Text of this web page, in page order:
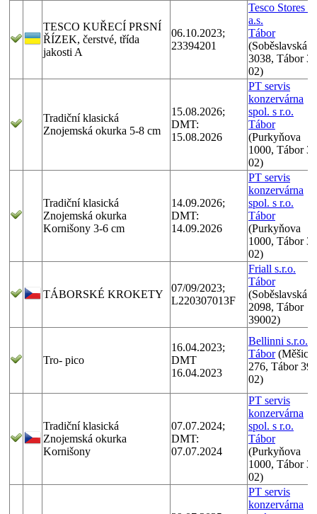
TESCO KUŘECÍ PRSNÍ
ŘÍZEK, čerstvé, třída
jakosti A
06.10.2023;
23394201
Tesco Stores
a.s.
Tábor
(Soběslavská
3038, Tábor
02)
Tradiční klasická
Znojemská okurka 5-8 cm
15.08.2026;
DMT:
15.08.2026
PT servis
konzervárna
spol. s r.o.
Tábor
(Purkyňova
1000, Tábor
02)
Tradiční klasická
Znojemská okurka
Kornišony 3-6 cm
14.09.2026;
DMT:
14.09.2026
PT servis
konzervárna
spol. s r.o.
Tábor
(Purkyňova
1000, Tábor
02)
TÁBORSKÉ KROKETY
07/09/2023;
L220307013F
Friall s.r.o.
Tábor
(Soběslavská
2098, Tábor
39002)
Tro- pico
16.04.2023;
DMT
16.04.2023
Bellinni s.r.o.
Tábor
276, Tábor 390
02)
Tradiční klasická
Znojemská okurka
Kornišony
07.07.2024;
DMT:
07.07.2024
PT servis
konzervárna
spol. s r.o.
Tábor
(Purkyňova
1000, Tábor
02)
PT servis
konzervárna